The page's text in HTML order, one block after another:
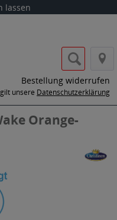
lassen
Bestellung widerrufen
unsere Datenschutzerklärung
Orange-